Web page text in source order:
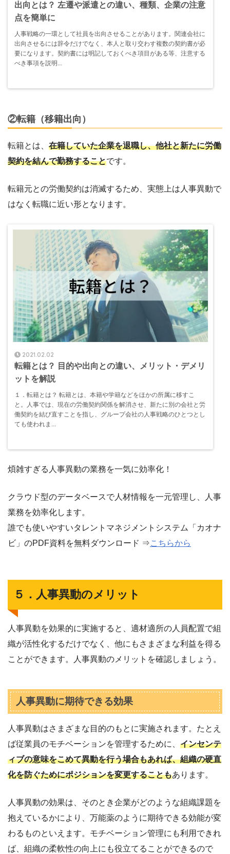
出向とは？ 左遷や派遣との違い、種類、企業の注意
点を簡単に
人事戦略の一環として社員を出向させることがあります。関連会社に
出向させるには辞令だけでなく、本人と取り交わす複数の契約書が必
要になります。契約書には明記しておくべき項目がある等、注意する
べき事項を説明...
②転籍（移籍出向）
転籍とは、 在籍していた企業を退職し、他社と新たに労働
契約を結んで勤務することです。
転籍元との労働契約は消滅するため、実態上は人事異動で
はなく転職に近い形となります。
2021.02.02
転籍とは？ 目的や出向との違い、メリット・デメリ
ットを解説
１．転籍とは？ 転籍とは、本籍や学籍などをほかの所属に移すこ
と。人事では、現在の労働契約関係を解消させ、新たに別の会社と労
働契約を結び直すことを指し、グループ会社の人事戦略のひとつとし
ても使われま...
煩雑すぎる人事異動の業務を一気に効率化！
クラウド型のデータベースで人材情報を一元管理し、人事
業務を効率化します。
誰でも使いやすいタレントマネジメントシステム「カオナ
ビ」のPDF資料を無料ダウンロード ⇒こちらから
５．人事異動のメリット
人事異動を効果的に実施すると、適材適所の人員配置で組
織が活性化するだけでなく、他にもさまざまな利益を得る
ことができます。人事異動のメリットを確認しましょう。
人事異動に期待できる効果
人事異動はさまざまな目的のもとに実施されます。たとえ
ば従業員のモチベーションを管理するために、 インセンテ
ィブの意味をこめて異動を行う場合もあれば、組織の硬直
化を防ぐためにポジションを変更することもあります。
人事異動の効果は、そのとき企業がどのような組織課題を
抱えているかにより、万能薬のように期待できる効能が変
わるものといえます。モチベーション管理にも利用できれ
ば、組織の柔軟性の向上にも役立てることができるので